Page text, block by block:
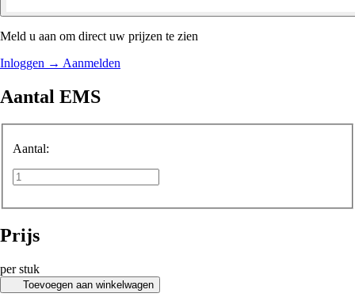
Meld u aan om direct uw prijzen te zien
Inloggen → Aanmelden
Aantal EMS
Aantal:
Prijs
per stuk
Toevoegen aan winkelwagen